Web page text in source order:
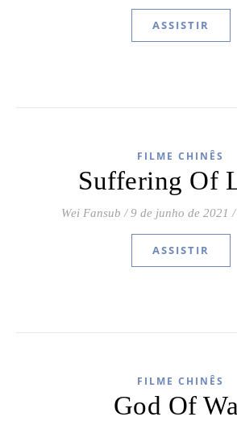
ASSISTIR
FILME CHINÊS
Suffering Of
Wei Fansub / 9 de junho de 2021 /
ASSISTIR
FILME CHINÊS
God Of